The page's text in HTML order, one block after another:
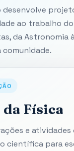
desenvolve
ao trabalho
da Astronomia
Física
e atividades
científica para